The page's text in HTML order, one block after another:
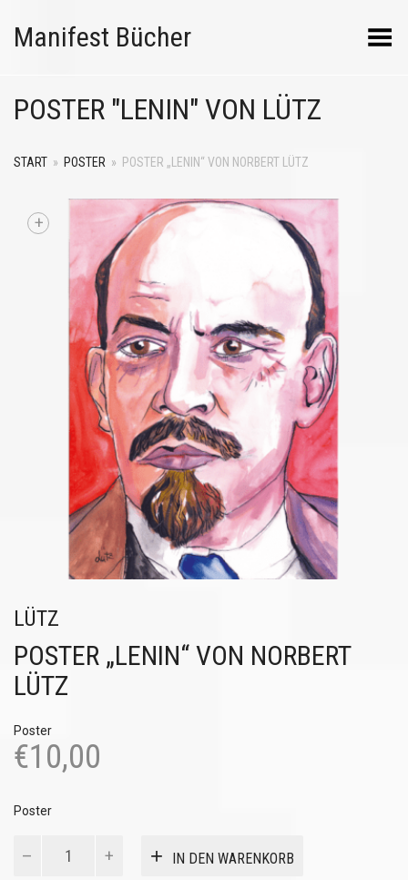
Manifest Bücher Menü umschalten
POSTER "LENIN" VON LÜTZ
START » POSTER » POSTER „LENIN“ VON NORBERT LÜTZ
+
LÜTZ
POSTER „LENIN“ VON NORBERT
LÜTZ
Poster
€10,00
Poster
IN DEN WARENKORB